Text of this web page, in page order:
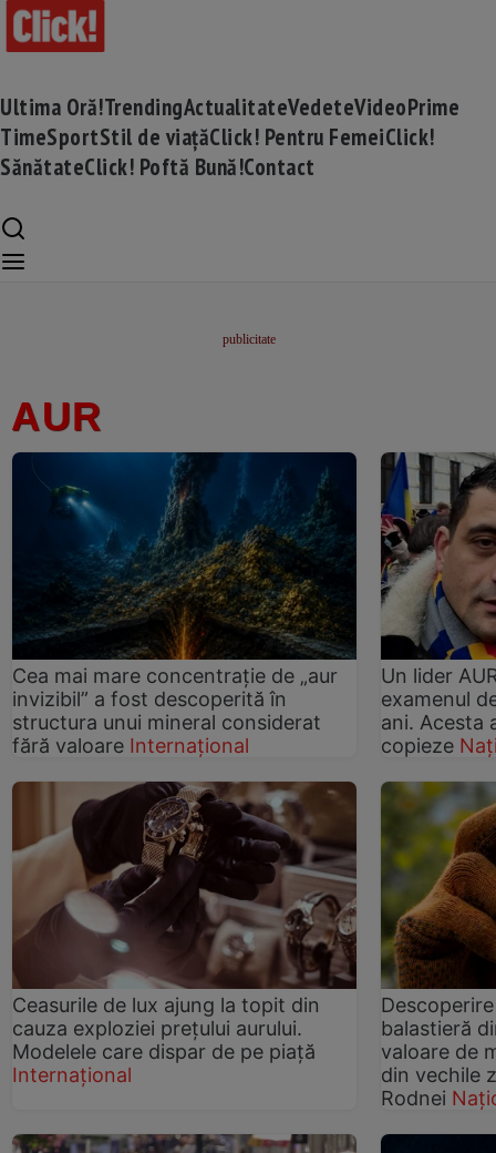
Ultima Oră!TrendingActualitateVedeteVideoPrime
TimeSportStil de viațăClick! Pentru FemeiClick!
SănătateClick! Poftă Bună!Contact
AUR
Cea mai mare concentrație de „aur
invizibil” a fost descoperită în
structura unui mineral considerat
fără valoare Internațional
Un lider
examenul
ani. Acesta
copieze
Ceasurile de lux ajung la topit din
cauza exploziei prețului aurului.
Modelele care dispar de pe piață
Internațional
balastieră
valoare de
din vechile
Rodnei